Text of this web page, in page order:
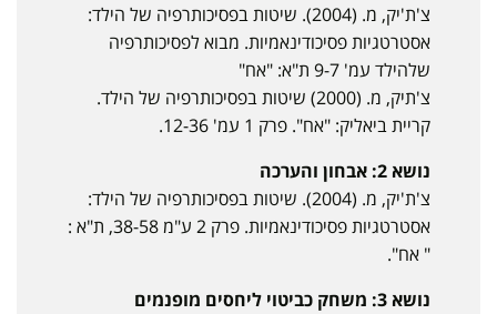
צ'ת'יק, מ. (2004). שיטות בפסיכותרפיה של הילד:
אסטרטגיות פסיכודינאמיות. מבוא לפסיכותרפיה
שלהילד עמ' 9-7 ת"א: "אח"
צ'תיק, מ. (2000) שיטות בפסיכותרפיה של הילד.
קריית ביאליק: "אח". פרק 1 עמ' 12-36.
נושא 2: אבחון והערכה
צ'ת'יק, מ. (2004). שיטות בפסיכותרפיה של הילד:
אסטרטגיות פסיכודינאמיות. פרק 2 ע"מ 38-58, ת"א :
" אח".
נושא 3: משחק כביטוי ליחסים מופנמים